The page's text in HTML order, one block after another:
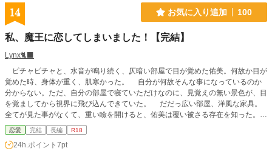
14 お気に入り追加 100
私、魔王に恋してしまいました！【完結】
Lynx🐈‍⬛
ピチャピチャと、水音が鳴り続く、仄暗い部屋で目が覚めた佑美。何故か目が
覚めた時、身体が重く、肌寒かった。 自分が何故そんな事になっているのか
分からない。ただ、自分の部屋で寝ていただけなのに、見覚えの無い景色が、目
を覚ましてから視界に飛び込んできていた。 だだっ広い部屋、洋風な家具。
全てが見た事がなくて、重い瞼を開けると、佑美は覆い被さる存在を知った。
しかも、その存在は佑美を犯していて………。 ＊♡はHシーンです 卑猥表
現多めだと思います………終盤は閲覧注意www
恋愛 完結 長編 R18
24h.ポイント 7pt